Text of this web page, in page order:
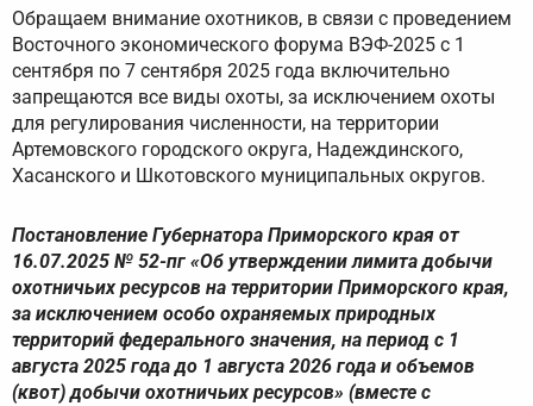
Обращаем внимание охотников, в связи с проведением
Восточного экономического форума ВЭФ-2025 с 1
сентября по 7 сентября 2025 года включительно
запрещаются все виды охоты, за исключением охоты
для регулирования численности, на территории
Артемовского городского округа, Надеждинского,
Хасанского и Шкотовского муниципальных округов.
Постановление Губернатора Приморского края от
16.07.2025 № 52-пг «Об утверждении лимита добычи
охотничьих ресурсов на территории Приморского края,
за исключением особо охраняемых природных
территорий федерального значения, на период с 1
августа 2025 года до 1 августа 2026 года и объемов
(квот) добычи охотничьих ресурсов» (вместе с